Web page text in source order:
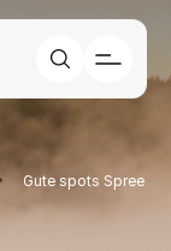
Gute spots Spree